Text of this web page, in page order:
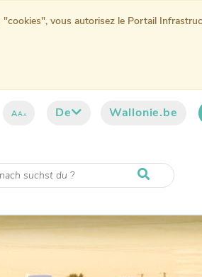
AAA De Wallonie.be
vous autorisez le Portail